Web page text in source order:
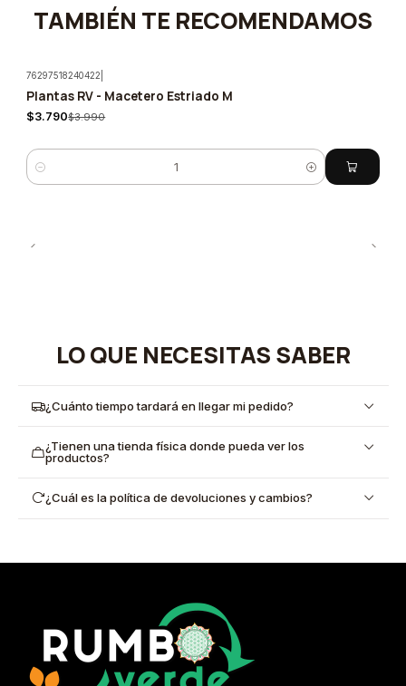
TAMBIÉN TE RECOMENDAMOS
-5%
76297518240422
Plantas RV - Macetero Estriado M
$3.790$3.990
Cantidad
LO QUE NECESITAS SABER
¿Cuánto tiempo tardará en llegar mi pedido?
¿Tienen una tienda física donde pueda ver los
productos?
¿Cuál es la política de devoluciones y cambios?